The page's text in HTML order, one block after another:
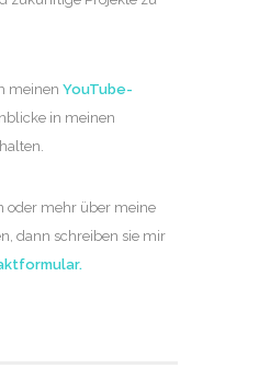
meinen YouTube-
in meinen
oder mehr über meine
dann schreiben sie mir
.